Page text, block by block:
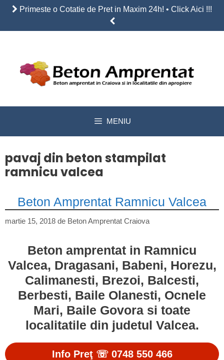
Primeste o Cotatie de Pret in Maxim 24h! • Click Aici !!!
MENIU
pavaj din beton stampilat
ramnicu valcea
Beton Amprentat Ramnicu Valcea
martie 15, 2018 de Beton Amprentat Craiova
Beton amprentat in Ramnicu
Valcea, Dragasani, Babeni, Horezu,
Calimanesti, Brezoi, Balcesti,
Berbesti, Baile Olanesti, Ocnele
Mari, Baile Govora si toate
localitatile din judetul Valcea.
Info Preţ ☏ 0748 550 466